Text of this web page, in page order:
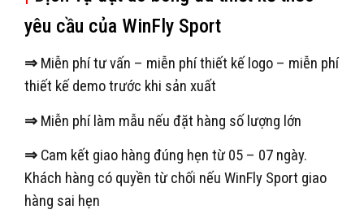
yêu cầu của WinFly Sport
⇒ Miễn phí tư vấn – miễn phí thiết kế logo – miễn phí
thiết kế demo trước khi sản xuất
⇒ Miễn phí làm mẫu nếu đặt hàng số lượng lớn
⇒ Cam kết giao hàng đúng hẹn từ 05 – 07 ngày.
Khách hàng có quyền từ chối nếu WinFly Sport giao
hàng sai hẹn